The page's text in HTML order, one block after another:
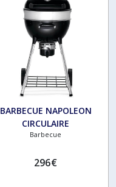
BARBECUE NAPOLEON
CIRCULAIRE
Barbecue
296€